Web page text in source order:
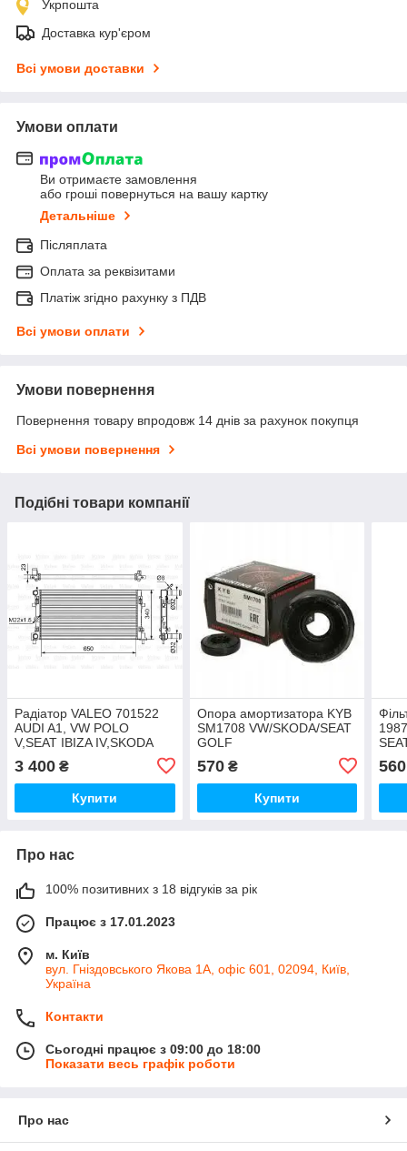
Укрпошта
Доставка кур'єром
Всі умови доставки
Умови оплати
Ви отримаєте замовлення
або гроші повернуться на вашу картку
Детальніше
Післяплата
Оплата за реквізитами
Платіж згідно рахунку з ПДВ
Всі умови оплати
Умови повернення
Повернення товару впродовж 14 днів за рахунок покупця
Всі умови повернення
Подібні товари компанії
Радіатор VALEO 701522
AUDI A1, VW POLO
V,SEAT IBIZA IV,SKODA
ROOMSTER
3 400 ₴
Купити
Опора амортизатора KYB
SM1708 VW/SKODA/SEAT
GOLF
IV/BORA/OCTAVIA/SEAT
LEON/TOLEDO
570₴
Купити
560
Про нас
100% позитивних з 18 відгуків за рік
Працює з 17.01.2023
м. Київ
вул. Гніздовського Якова 1А, офіс 601, 02094, Київ,
Україна
Контакти
Сьогодні працює з 09:00 до 18:00
Показати весь графік роботи
Про нас